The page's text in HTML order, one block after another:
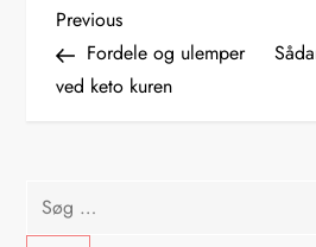
I
n
l
Previous
Post
Previous
Fordele og ulemper
ved keto kuren
Søg
efter: